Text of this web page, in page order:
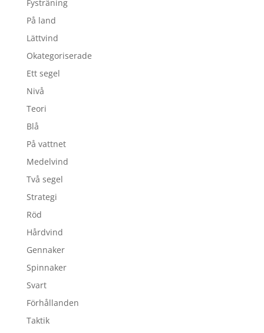
Fysträning
På land
Lättvind
Okategoriserade
Ett segel
Nivå
Teori
Blå
På vattnet
Medelvind
Två segel
Strategi
Röd
Hårdvind
Gennaker
Spinnaker
Svart
Förhållanden
Taktik